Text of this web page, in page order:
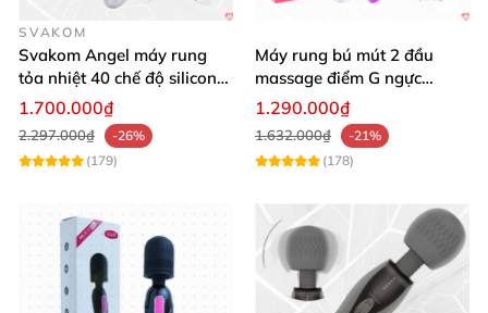
SVAKOM
Svakom Angel máy rung
tỏa nhiệt 40 chế độ silicon
mềm mịn
1.700.000₫
2.297.000₫
-26%
(179)
Máy rung bú mút 2 đầu
massage điểm G ngực
silicon y tế mềm mại
1.290.000₫
1.632.000₫
-21%
(178)